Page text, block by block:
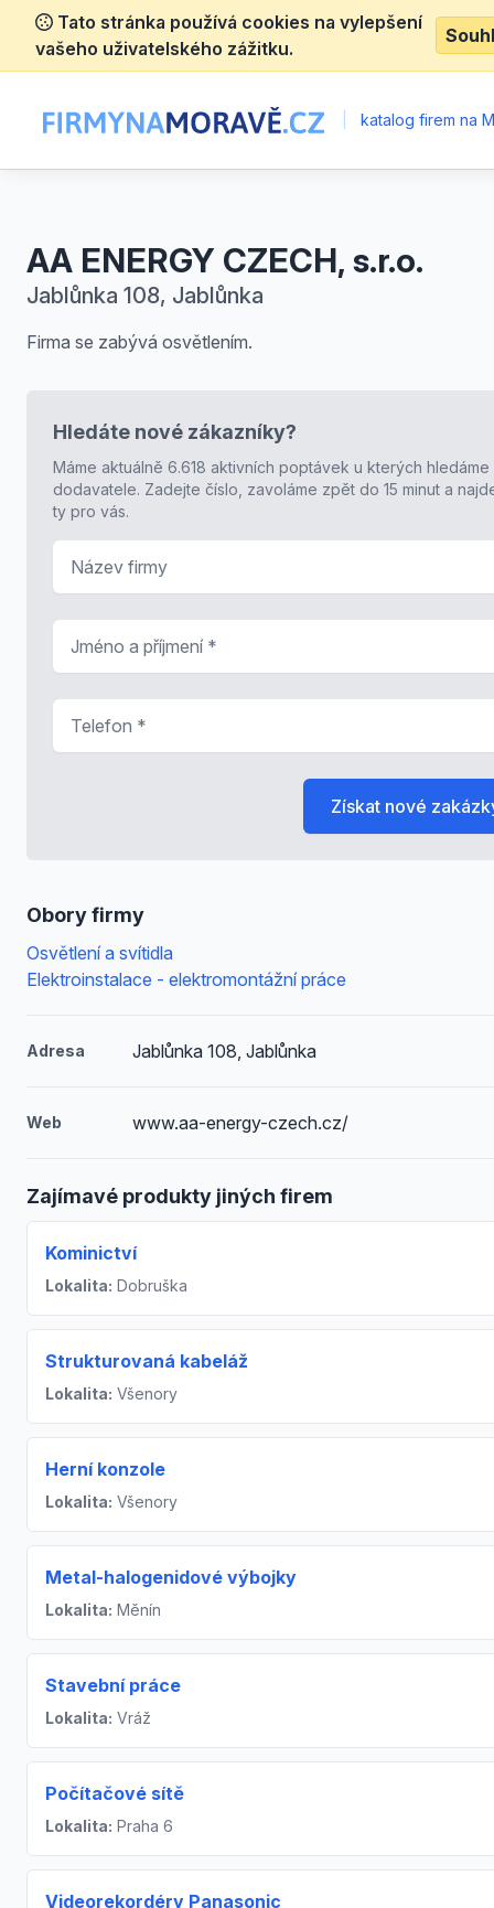
Tato stránka používá cookies na vylepšení
vašeho uživatelského zážitku.
katalog firem na
AA ENERGY CZECH, s.r.o.
Jablůnka 108, Jablůnka
Firma se zabývá osvětlením.
Obory firmy
Osvětlení a svítidla
Elektroinstalace - elektromontážní práce
Adresa Jablůnka 108, Jablůnka
Web www.aa-energy-czech.cz/
Zajímavé produkty jiných firem
Kominictví
Lokalita: Dobruška
Strukturovaná kabeláž
Lokalita: Všenory
Herní konzole
Lokalita: Všenory
Metal-halogenidové výbojky
Lokalita: Měnín
Stavební práce
Lokalita: Vráž
Počítačové sítě
Lokalita: Praha 6
Videorekordéry Panasonic
Hledáte nové zákazníky?
Máme aktuálně 6.618 aktivních poptávek u kterých hledáme
dodavatele. Zadejte číslo, zavoláme zpět do 15 minut a
ty pro vás.
Získat nové